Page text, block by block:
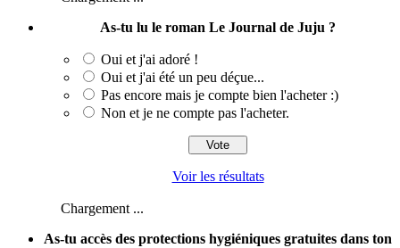
As-tu lu le roman Le Journal de Juju ?
Oui et j'ai adoré !
Oui et j'ai été un peu déçue...
Pas encore mais je compte bien l'acheter :)
Non et je ne compte pas l'acheter.
Voir les résultats
Chargement ...
As-tu accès des protections hygiéniques gratuites dans ton